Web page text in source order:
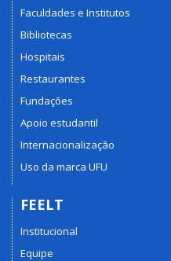
Faculdades e Institutos
Bibliotecas
Hospitais
Restaurantes
Fundações
Apoio estudantil
Internacionalização
Uso da marca UFU
FEELT
Institucional
Equipe